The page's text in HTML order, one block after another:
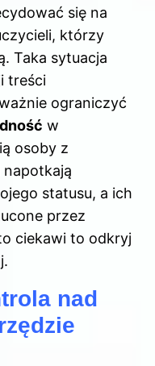
się na
którzy
Taka sytuacja
treści
ograniczyć
w
osoby z
napotkają
statusu, a ich
przez
ciekawi to odkryj
.
nad